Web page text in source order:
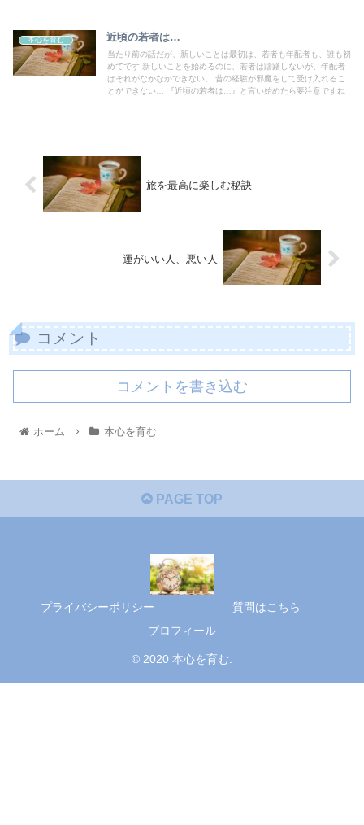
本心を育む 近頃の若者は…
当たり前の話だが、新しいことは最初は、若者も年配者も、誰も初
めてです 新しいことを始めるのに、若者は躊躇しないが、年配者
はそれがなかなかできない。 昔の経験が邪魔をして受け入れるこ
とができない… 『近頃の若者は…』と言い始めたら要注意ですね
旅を最高に楽しむ秘訣
運がいい人、悪い人
コメント
コメントを書き込む
ホーム 本心を育む
PAGE TOP
プライバシーポリシー
質問はこちら
プロフィール
© 2020 本心を育む.